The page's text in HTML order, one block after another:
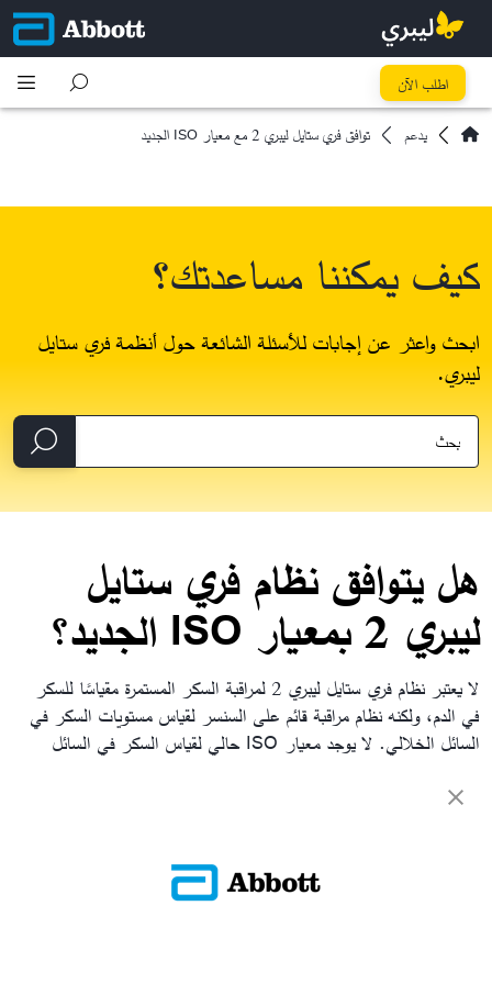
اطلب الآن
يدعم
توافق فري ستايل ليبري 2 مع معيار ISO الجديد
كيف يمكننا مساعدتك؟
ابحث واعثر عن إجابات للأسئلة الشائعة حول أنظمة فري ستايل
ليبري.
هل يتوافق نظام فري ستايل
ليبري 2 بمعيار ISO الجديد؟
لا يعتبر نظام فري ستايل ليبري 2 لمراقبة السكر المستمرة مقياسًا للسكر
في الدم، ولكنه نظام مراقبة قائم على السنسر لقياس مستويات السكر في
السائل الخلالي. لا يوجد معيار ISO حالي لقياس السكر في السائل